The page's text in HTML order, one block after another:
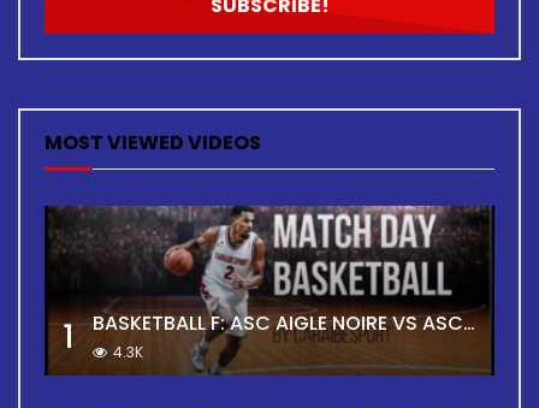
MOST VIEWED VIDEOS
1 BASKETBALL F: ASC AIGLE NOIRE VS ASC TOUR
4.3K